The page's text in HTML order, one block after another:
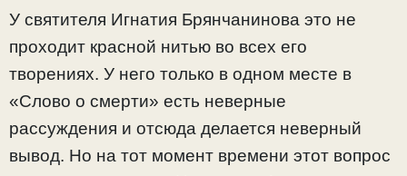
У святителя Игнатия Брянчанинова это не
проходит красной нитью во всех его
творениях. У него только в одном месте в
«Слово о смерти» есть неверные
рассуждения и отсюда делается неверный
вывод. Но на тот момент времени этот вопрос